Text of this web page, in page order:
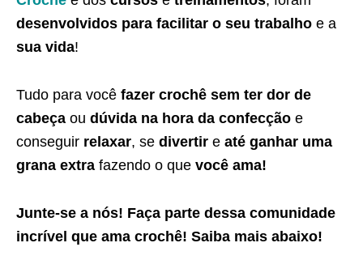
desenvolvidos para facilitar o seu trabalho e a
sua vida!
Tudo para você fazer crochê sem ter dor de
cabeça ou dúvida na hora da confecção e
conseguir relaxar, se divertir e até ganhar uma
grana extra fazendo o que você ama!
Junte-se a nós! Faça parte dessa comunidade
incrível que ama crochê! Saiba mais abaixo!